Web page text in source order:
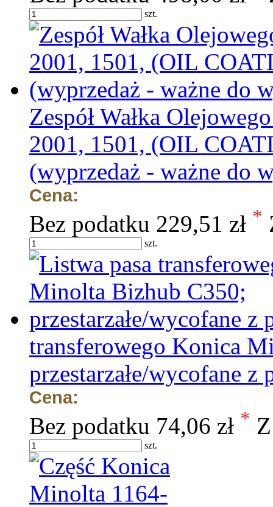
szt.
Zespół Wałka
2001, 1501, (OIL
(wyprzedaż - ważne do
Cena:
Bez podatku 229,51 zł *
szt.
transferowego Konica
przestarzałe/wycofane z
Cena:
Bez podatku 74,06 zł *
szt.